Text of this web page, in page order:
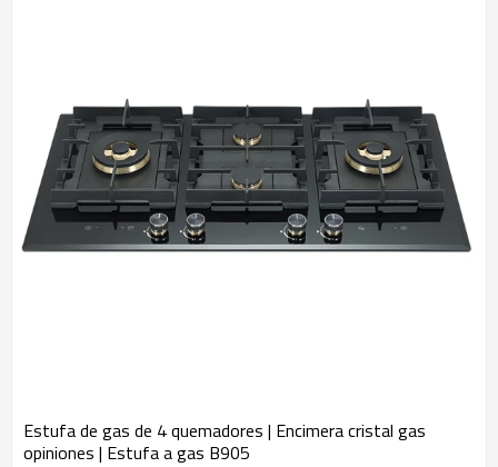
brindar calidez a innumerables hogares.
Estufa de gas de 4 quemadores | Encimera cristal gas
opiniones | Estufa a gas B905